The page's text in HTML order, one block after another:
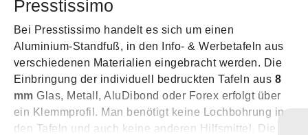
Presstissimo
Bei Presstissimo handelt es sich um einen
Aluminium-Standfuß, in den Info- & Werbetafeln aus
verschiedenen Materialien eingebracht werden. Die
Einbringung der individuell bedruckten Tafeln aus 8
mm Glas, Metall, AluDibond oder Forex erfolgt über
ein Klemmprofil. Man benötigt keine Lochbohrung in
den Tafeln und auch keine anderen Hilfsmittel. Die